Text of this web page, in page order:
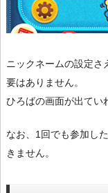
ニックネームの設定さ
要はありません。
ひろばの画面が出てい
なお、1回でも参加し
きません。